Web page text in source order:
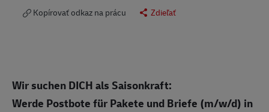
Kopírovať odkaz na prácu Zdieľať
Wir suchen DICH als Saisonkraft:
Werde Postbote für Pakete und Briefe (m/w/d) in